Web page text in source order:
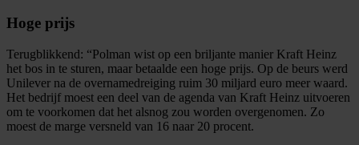
Hoge prijs
Terugblikkend: “Polman wist op een briljante manier Kraft Heinz
het bos in te sturen, maar betaalde een hoge prijs. Op de beurs werd
Unilever na de overnamedreiging ruim 30 miljard euro meer waard.
Het bedrijf moest een deel van de agenda van Kraft Heinz uitvoeren
om te voorkomen dat het alsnog zou worden overgenomen. Zo
moest de marge versneld van 16 naar 20 procent.